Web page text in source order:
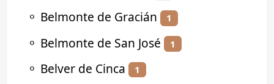
⚬ Belmonte de Gracián 1
⚬ Belmonte de San José 1
⚬ Belver de Cinca 1